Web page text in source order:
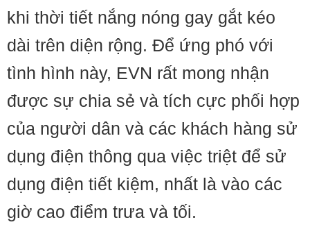
khi thời tiết nắng nóng gay gắt kéo
dài trên diện rộng. Để ứng phó với
tình hình này, EVN rất mong nhận
được sự chia sẻ và tích cực phối hợp
của người dân và các khách hàng sử
dụng điện thông qua việc triệt để sử
dụng điện tiết kiệm, nhất là vào các
giờ cao điểm trưa và tối.